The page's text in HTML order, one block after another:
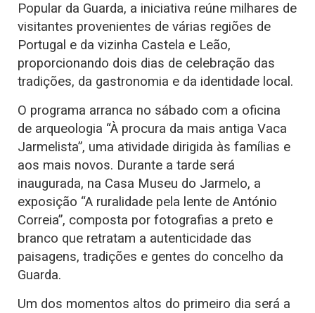
Popular da Guarda, a iniciativa reúne milhares de
visitantes provenientes de várias regiões de
Portugal e da vizinha Castela e Leão,
proporcionando dois dias de celebração das
tradições, da gastronomia e da identidade local.
O programa arranca no sábado com a oficina
de arqueologia “À procura da mais antiga Vaca
Jarmelista”, uma atividade dirigida às famílias e
aos mais novos. Durante a tarde será
inaugurada, na Casa Museu do Jarmelo, a
exposição “A ruralidade pela lente de António
Correia”, composta por fotografias a preto e
branco que retratam a autenticidade das
paisagens, tradições e gentes do concelho da
Guarda.
Um dos momentos altos do primeiro dia será a